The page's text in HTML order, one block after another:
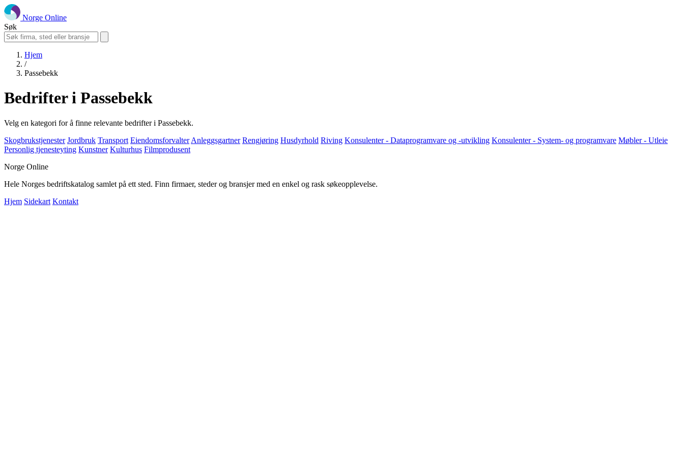
Norge Online
Søk
Hjem
/
Passebekk
Bedrifter i Passebekk
Velg en kategori for å finne relevante bedrifter i Passebekk.
Skogbrukstjenester Jordbruk Transport Eiendomsforvalter Anleggsgartner Rengjøring Husdyrhold Riving Konsulenter - Dataprogramvare og -utvikling Konsulenter - System- og programvare Møbler - Utleie
Personlig tjenesteyting Kunstner Kulturhus Filmprodusent
Norge Online
Hele Norges bedriftskatalog samlet på ett sted. Finn firmaer, steder og bransjer med en enkel og rask søkeopplevelse.
Hjem Sidekart Kontakt